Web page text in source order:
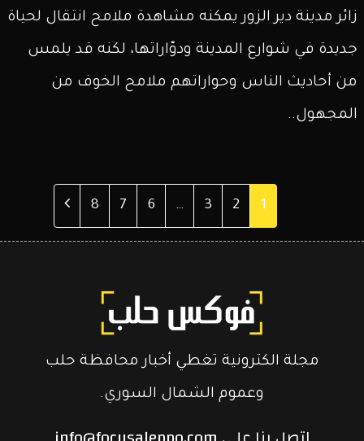
زائر مدينة دير الزور يمكنه مشاهدة ملامح انتقال لحياة
جديدة في شوارع المدينة ودوّاراتها، لكنه قد يلمس
من أحاديث الناس وحواراتهم ملامح الخوف من
المجهول..
Page
1
Page
2
Page
3
…
Page
6
Page
7
Page
8
الصفحة
التالية
مجلة الكترونية تغطي أخبار محافظة حلب
وعموم الشمال السوري.